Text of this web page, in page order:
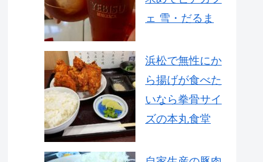
ェ 雪・だるま
浜松で無性にか
ら揚げが食べた
いなら拳骨サイ
ズの本丸食堂